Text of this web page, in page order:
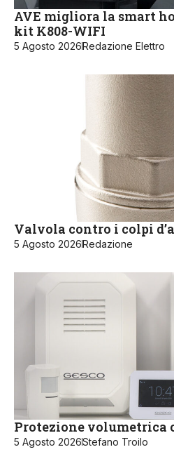
AVE migliora la smart
kit K808-WIFI
5 Agosto 2026Redazione Elettro
Valvola contro i colpi
5 Agosto 2026Redazione
Protezione volumetrica
5 Agosto 2026Stefano Troilo